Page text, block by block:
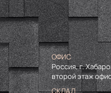
ОФИС
Россия, г.
второй этаж
СКЛАД